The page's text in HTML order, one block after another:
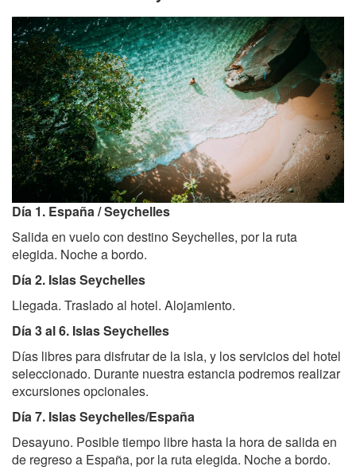
Día 1. España / Seychelles
Salida en vuelo con destino Seychelles, por la ruta
elegida. Noche a bordo.
Día 2. Islas Seychelles
Llegada. Traslado al hotel. Alojamiento.
Día 3 al 6. Islas Seychelles
Días libres para disfrutar de la isla, y los servicios del hotel
seleccionado. Durante nuestra estancia podremos realizar
excursiones opcionales.
Día 7. Islas Seychelles/España
Desayuno. Posible tiempo libre hasta la hora de salida en
de regreso a España, por la ruta elegida. Noche a bordo.